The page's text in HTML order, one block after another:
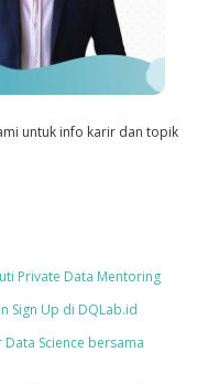
untuk info karir dan topik
Private Data Mentoring
Sign Up di DQLab.id
Science bersama